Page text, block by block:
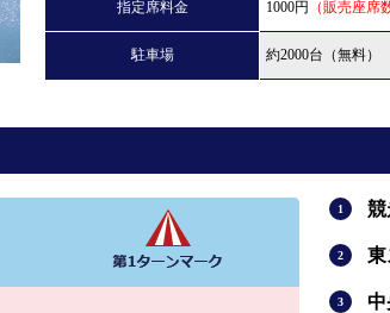
指定席料金 1000円 （販売座
駐車場 約2000台（無料）
競
東
中